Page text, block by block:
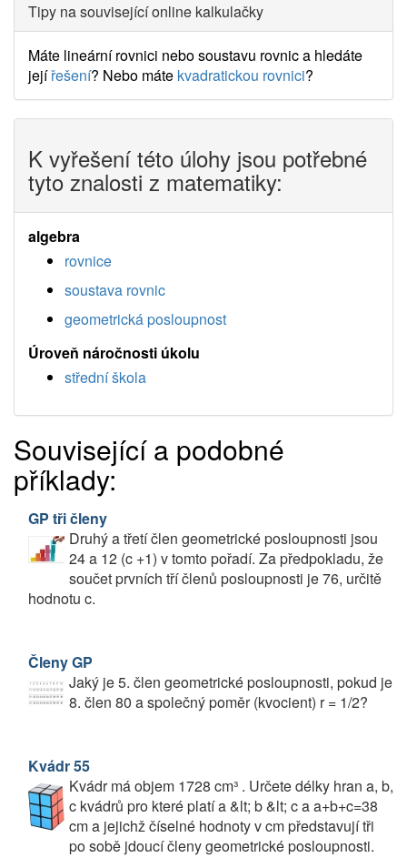
Tipy na související online kalkulačky
Máte lineární rovnici nebo soustavu rovnic a hledáte
jejířešení? Nebo máte kvadratickou rovnici?
K vyřešení této úlohy jsou potřebné
tyto znalosti z matematiky:
algebra
rovnice
soustava rovnic
geometrická posloupnost
Úroveň náročnosti úkolu
střední škola
Související a podobné
příklady:
GP tři členy
Druhý a třetí člen geometrické posloupnosti jsou
24 a 12 (c +1) v tomto pořadí. Za předpokladu, že
součet prvních tří členů posloupnosti je 76, určitě
hodnotu c.
Členy GP
Jaký je 5. člen geometrické posloupnosti, pokud je
8. člen 80 a společný poměr (kvocient) r = 1/2?
Kvádr 55
Kvádr má objem 1728 cm³ . Určete délky hran a, b,
c kvádrů pro které platí a &lt; b &lt; c a a+b+c=38
cm a jejichž číselné hodnoty v cm představují tři
po sobě jdoucí členy geometrické posloupnosti.